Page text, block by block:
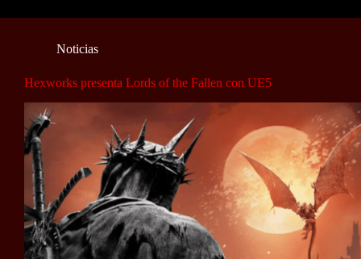
Noticias
Hexworks presenta Lords of the Fallen con UE5